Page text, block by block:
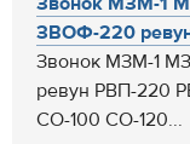
ЗВОФ-220
Звонок МЗМ-1
ревун РВП-220
СО-100 СО-120...